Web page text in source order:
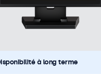
à long terme